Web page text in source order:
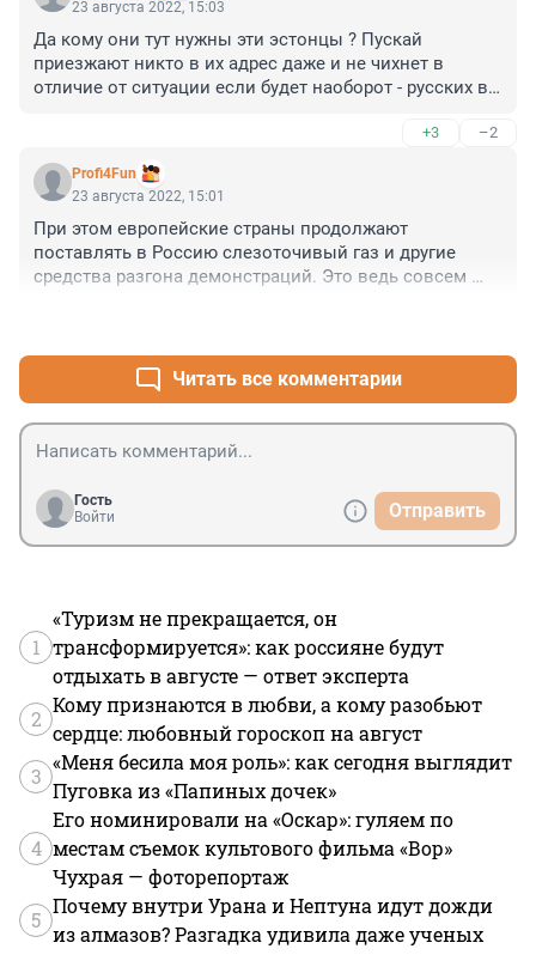
23 августа 2022, 15:03
Да кому они тут нужны эти эстонцы ? Пускай
приезжают никто в их адрес даже и не чихнет в
отличие от ситуации если будет наоборот - русских в
+3 –2
Profi4Fun
23 августа 2022, 15:01
При этом европейские страны продолжают
поставлять в Россию слезоточивый газ и другие
средства разгона демонстраций. Это ведь совсем
Читать все комментарии
Гость
Войти
Отправить
1
«Туризм не прекращается, он
трансформируется»: как россияне будут
отдыхать в августе — ответ эксперта
2
Кому признаются в любви, а кому разобьют
сердце: любовный гороскоп на август
3
«Меня бесила моя роль»: как сегодня выглядит
Пуговка из «Папиных дочек»
4
Его номинировали на «Оскар»: гуляем по
местам съемок культового фильма «Вор»
Чухрая — фоторепортаж
5
Почему внутри Урана и Нептуна идут дожди
из алмазов? Разгадка удивила даже ученых